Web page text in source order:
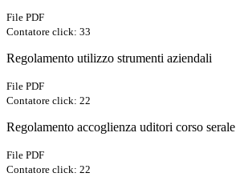
File PDF
Contatore click: 33
Regolamento utilizzo strumenti aziendali
File PDF
Contatore click: 22
Regolamento accoglienza uditori corso serale
File PDF
Contatore click: 22